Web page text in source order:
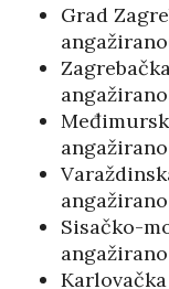
Grad
Sisačko-